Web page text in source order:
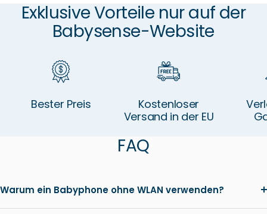
Exklusive Vorteile nur auf der
Babysense-Website
Bester Preis
Kostenloser
Versand in der EU
FAQ
Warum ein Babyphone ohne WLAN verwenden?